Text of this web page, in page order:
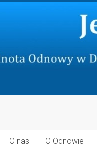
O nas O Odnowie